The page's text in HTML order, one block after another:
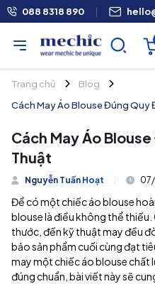
088 8318 890 |
Trang chủ
Blog
Cách May Áo Blouse Đúng Quy
Cách May Áo
Thuật
Nguyễn Tuấn Hoạt 07/
Để có một chiếc áo blouse
blouse là điều không thể thiếu.
thước, đến kỹ thuật may đều
bảo sản phẩm cuối cùng đạt
may một chiếc áo blouse chất
đúng chuẩn, bài viết này sẽ